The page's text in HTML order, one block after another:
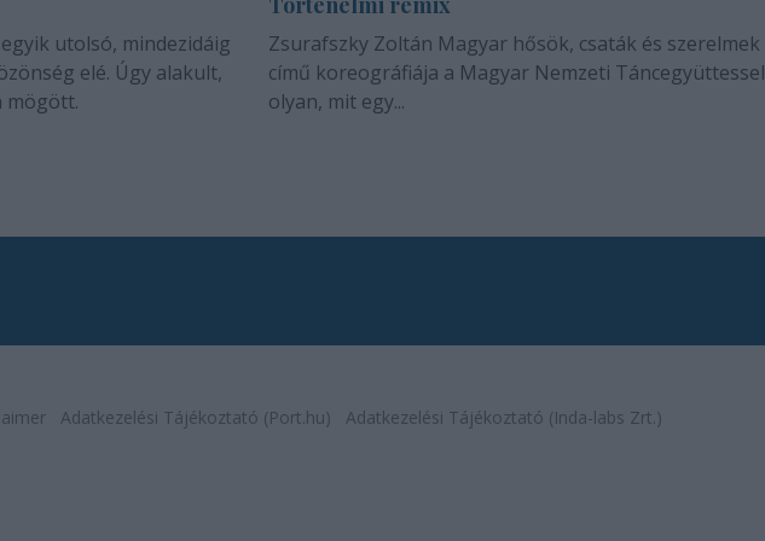
utolsó, mindezidáig
elé. Úgy alakult,
mögött.
Zsurafszky Zoltán Magyar hősök, csaták és szerelmek
című koreográfiája a Magyar Nemzeti Táncegyüttessel
olyan, mit egy...
Adatkezelési Tájékoztató (Port.hu) Adatkezelési Tájékoztató (Inda-labs Zrt.)